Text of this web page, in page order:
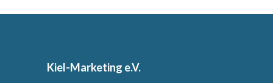
Kiel-Marketing e.V.